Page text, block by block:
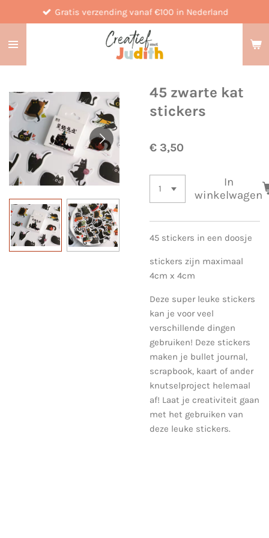
direct
naar
Gratis verzending vanaf €100 in Nederland
45 zwarte kat
stickers
€ 3,50
In
winkelwagen
45 stickers in een doosje
stickers zijn maximaal
4cm x 4cm
Deze super leuke stickers
kan je voor veel
verschillende dingen
gebruiken! Deze stickers
maken je bullet journal,
scrapbook, kaart of ander
knutselproject helemaal
af! Laat je creativiteit gaan
met het gebruiken van
deze leuke stickers.